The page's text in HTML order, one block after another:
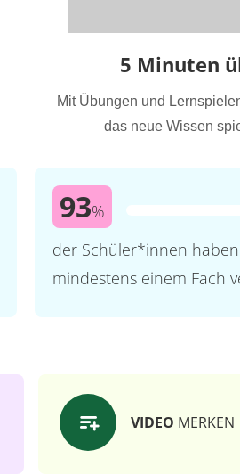
5 Minuten
Mit Übungen und
das neue Wissen
93%
der Schüler*innen
mindestens einem Fach
VIDEO MERKEN